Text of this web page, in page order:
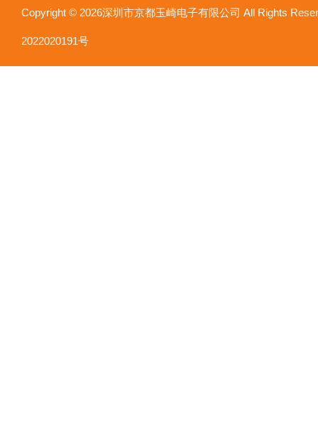
Copyright © 2026深圳市京都玉崎电子有限公司 All Rights
2022020191号